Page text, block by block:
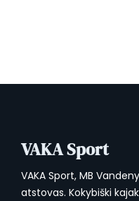
VAKA Sport
VAKA Sport, MB
atstovas. Kokybiški